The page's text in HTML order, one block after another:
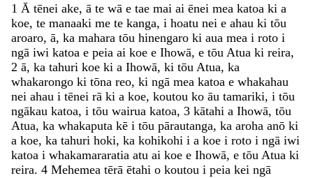
1 Ā tēnei ake, ā te wā e tae mai ai ēnei mea katoa ki a
koe, te manaaki me te kanga, i hoatu nei e ahau ki tōu
aroaro, ā, ka mahara tōu hinengaro ki aua mea i roto i
ngā iwi katoa e peia ai koe e Ihowā, e tōu Atua ki reira,
2 ā, ka tahuri koe ki a Ihowā, ki tōu Atua, ka
whakarongo ki tōna reo, ki ngā mea katoa e whakahau
nei ahau i tēnei rā ki a koe, koutou ko āu tamariki, i tōu
ngākau katoa, i tōu wairua katoa, 3 kātahi a Ihowā, tōu
Atua, ka whakaputa kē i tōu pārautanga, ka aroha anō ki
a koe, ka tahuri hoki, ka kohikohi i a koe i roto i ngā iwi
katoa i whakamararatia atu ai koe e Ihowā, e tōu Atua ki
reira. 4 Mehemea tērā ētahi o koutou i peia kei ngā